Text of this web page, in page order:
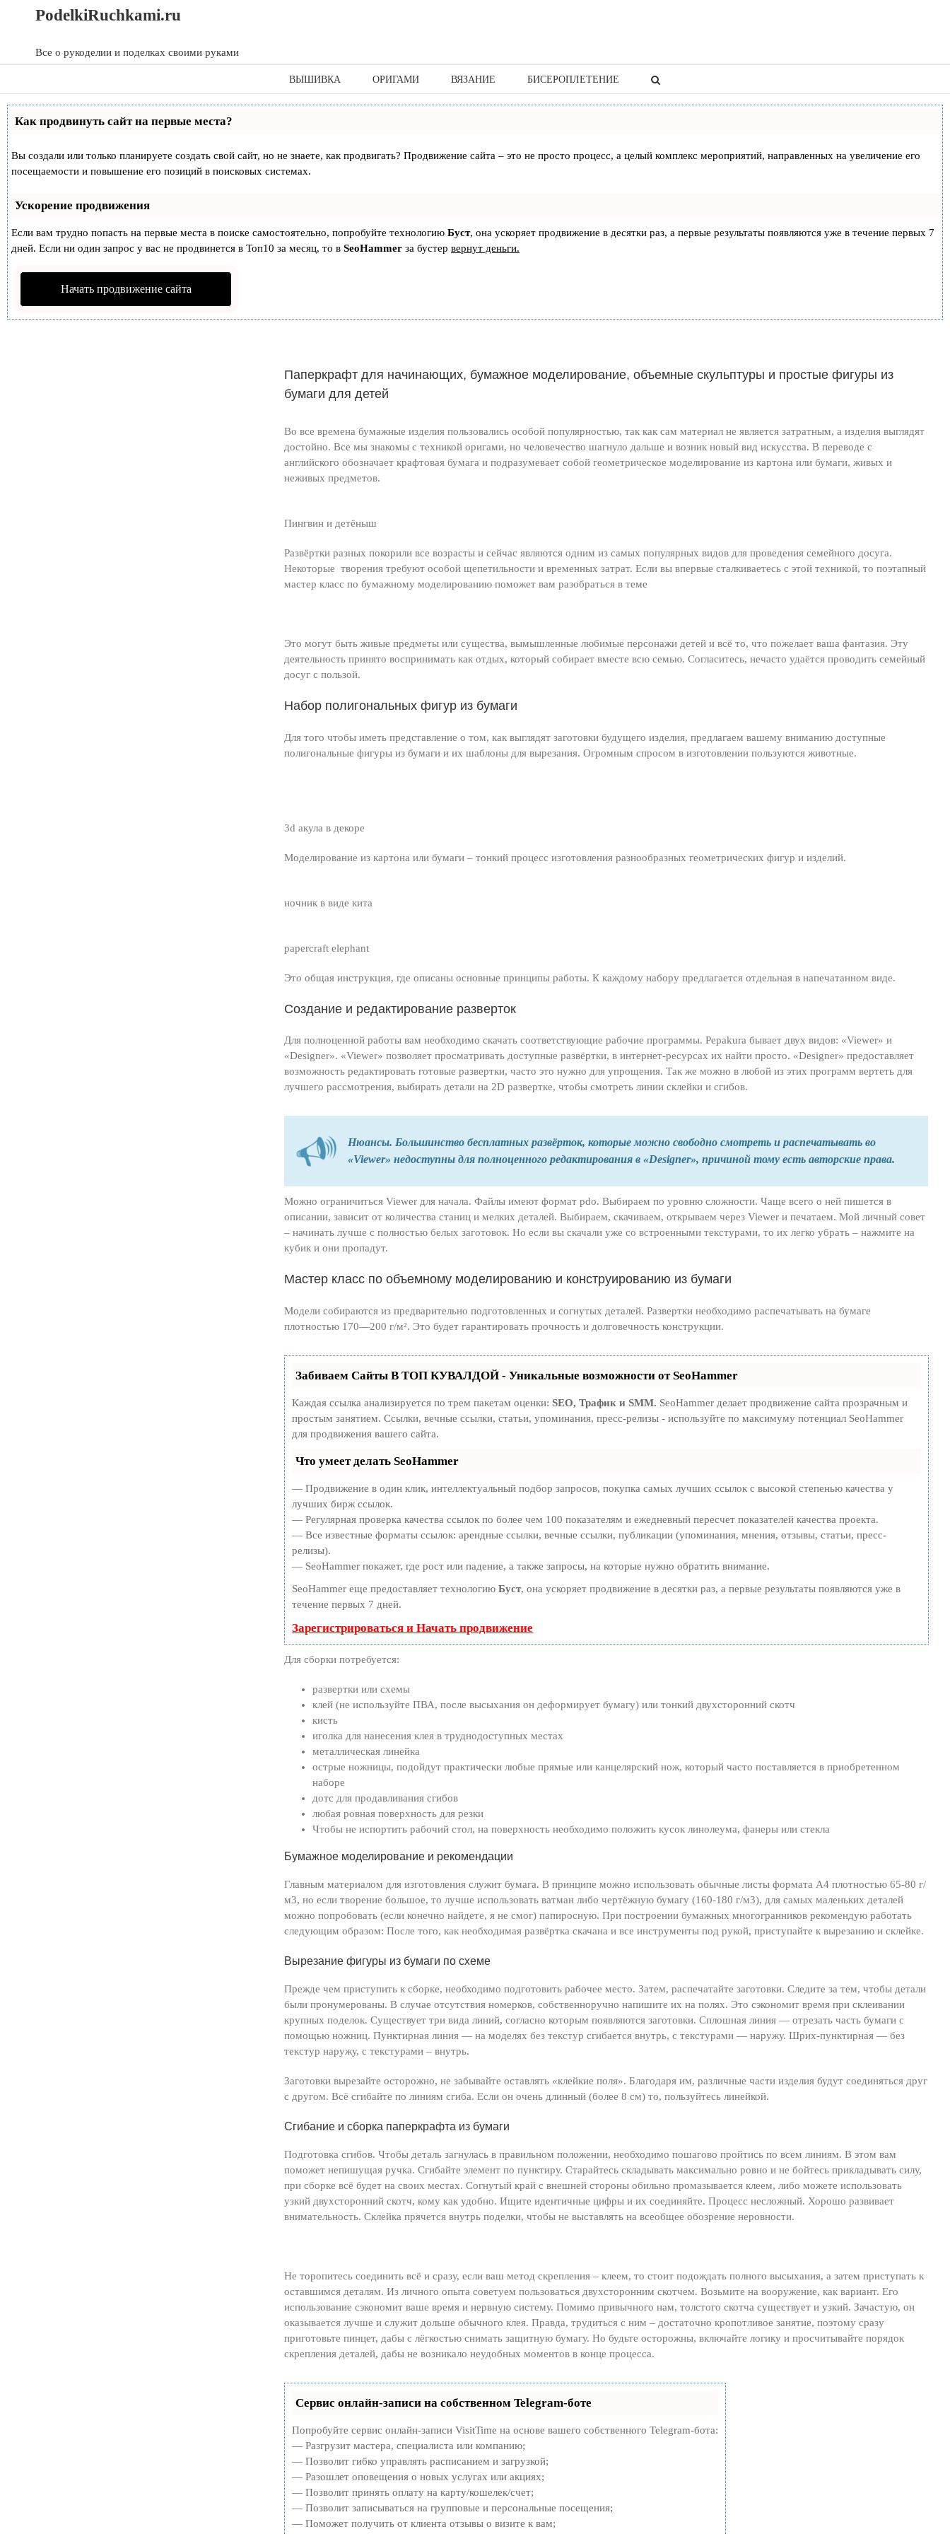
PodelkiRuchkami.ru
Все о рукоделии и поделках своими руками
ВЫШИВКА ОРИГАМИ ВЯЗАНИЕ БИСЕРОПЛЕТЕНИЕ
Как продвинуть сайт на первые места?
Вы создали или только планируете создать свой сайт, но не знаете, как продвигать? Продвижение сайта – это не просто процесс, а целый комплекс мероприятий, направленных на увеличение его
посещаемости и повышение его позиций в поисковых системах.
Ускорение продвижения
Если вам трудно попасть на первые места в поиске самостоятельно, попробуйте технологию Буст, она ускоряет продвижение в десятки раз, а первые результаты появляются уже в течение первых 7
дней. Если ни один запрос у вас не продвинется в Топ10 за месяц, то в SeoHammer за бустер вернут деньги.
Начать продвижение сайта
Паперкрафт для начинающих, бумажное моделирование, объемные скульптуры и простые фигуры из
бумаги для детей
Во все времена бумажные изделия пользовались особой популярностью, так как сам материал не является затратным, а изделия выглядят
достойно. Все мы знакомы с техникой оригами, но человечество шагнуло дальше и возник новый вид искусства. В переводе с
английского обозначает крафтовая бумага и подразумевает собой геометрическое моделирование из картона или бумаги, живых и
неживых предметов.
Пингвин и детёныш
Развёртки разных покорили все возрасты и сейчас являются одним из самых популярных видов для проведения семейного досуга.
Некоторые творения требуют особой щепетильности и временных затрат. Если вы впервые сталкиваетесь с этой техникой, то поэтапный
мастер класс по бумажному моделированию поможет вам разобраться в теме
Это могут быть живые предметы или существа, вымышленные любимые персонажи детей и всё то, что пожелает ваша фантазия. Эту
деятельность принято воспринимать как отдых, который собирает вместе всю семью. Согласитесь, нечасто удаётся проводить семейный
досуг с пользой.
Набор полигональных фигур из бумаги
Для того чтобы иметь представление о том, как выглядят заготовки будущего изделия, предлагаем вашему вниманию доступные
полигональные фигуры из бумаги и их шаблоны для вырезания. Огромным спросом в изготовлении пользуются животные.
3d акула в декоре
Моделирование из картона или бумаги – тонкий процесс изготовления разнообразных геометрических фигур и изделий.
ночник в виде кита
papercraft elephant
Это общая инструкция, где описаны основные принципы работы. К каждому набору предлагается отдельная в напечатанном виде.
Создание и редактирование разверток
Для полноценной работы вам необходимо скачать соответствующие рабочие программы. Pepakura бывает двух видов: «Viewer» и
«Designer». «Viewer» позволяет просматривать доступные развёртки, в интернет-ресурсах их найти просто. «Designer» предоставляет
возможность редактировать готовые развертки, часто это нужно для упрощения. Так же можно в любой из этих программ вертеть для
лучшего рассмотрения, выбирать детали на 2D развертке, чтобы смотреть линии склейки и сгибов.
Нюансы. Большинство бесплатных развёрток, которые можно свободно смотреть и распечатывать во
«Viewer» недоступны для полноценного редактирования в «Designer», причиной тому есть авторские права.
Можно ограничиться Viewer для начала. Файлы имеют формат pdo. Выбираем по уровню сложности. Чаще всего о ней пишется в
описании, зависит от количества станиц и мелких деталей. Выбираем, скачиваем, открываем через Viewer и печатаем. Мой личный совет
– начинать лучше с полностью белых заготовок. Но если вы скачали уже со встроенными текстурами, то их легко убрать – нажмите на
кубик и они пропадут.
Мастер класс по объемному моделированию и конструированию из бумаги
Модели собираются из предварительно подготовленных и согнутых деталей. Развертки необходимо распечатывать на бумаге
плотностью 170—200 г/м². Это будет гарантировать прочность и долговечность конструкции.
Забиваем Сайты В ТОП КУВАЛДОЙ - Уникальные возможности от SeoHammer
Каждая ссылка анализируется по трем пакетам оценки:SEO, Трафик и SMM. SeoHammer делает продвижение сайта прозрачным и
простым занятием. Ссылки, вечные ссылки, статьи, упоминания, пресс-релизы - используйте по максимуму потенциал SeoHammer
для продвижения вашего сайта.
Что умеет делать SeoHammer
— Продвижение в один клик, интеллектуальный подбор запросов, покупка самых лучших ссылок с высокой степенью качества у
лучших бирж ссылок.
— Регулярная проверка качества ссылок по более чем 100 показателям и ежедневный пересчет показателей качества проекта.
— Все известные форматы ссылок: арендные ссылки, вечные ссылки, публикации (упоминания, мнения, отзывы, статьи, пресс-
релизы).
— SeoHammer покажет, где рост или падение, а также запросы, на которые нужно обратить внимание.
SeoHammer еще предоставляет технологиюБуст, она ускоряет продвижение в десятки раз, а первые результаты появляются уже в
течение первых 7 дней.
Зарегистрироваться и Начать продвижение
Для сборки потребуется:
развертки или схемы
клей (не используйте ПВА, после высыхания он деформирует бумагу) или тонкий двухсторонний скотч
кисть
иголка для нанесения клея в труднодоступных местах
металлическая линейка
острые ножницы, подойдут практически любые прямые или канцелярский нож, который часто поставляется в приобретенном
наборе
дотс для продавливания сгибов
любая ровная поверхность для резки
Чтобы не испортить рабочий стол, на поверхность необходимо положить кусок линолеума, фанеры или стекла
Бумажное моделирование и рекомендации
Главным материалом для изготовления служит бумага. В принципе можно использовать обычные листы формата А4 плотностью 65-80 г/
м3, но если творение большое, то лучше использовать ватман либо чертёжную бумагу (160-180 г/м3), для самых маленьких деталей
можно попробовать (если конечно найдете, я не смог) папиросную. При построении бумажных многогранников рекомендую работать
следующим образом: После того, как необходимая развёртка скачана и все инструменты под рукой, приступайте к вырезанию и склейке.
Вырезание фигуры из бумаги по схеме
Прежде чем приступить к сборке, необходимо подготовить рабочее место. Затем, распечатайте заготовки. Следите за тем, чтобы детали
были пронумерованы. В случае отсутствия номерков, собственноручно напишите их на полях. Это сэкономит время при склеивании
крупных поделок. Существует три вида линий, согласно которым появляются заготовки. Сплошная линия — отрезать часть бумаги с
помощью ножниц. Пунктирная линия — на моделях без текстур сгибается внутрь, с текстурами — наружу. Шрих-пунктирная — без
текстур наружу, с текстурами – внутрь.
Заготовки вырезайте осторожно, не забывайте оставлять «клейкие поля». Благодаря им, различные части изделия будут соединяться друг
с другом. Всё сгибайте по линиям сгиба. Если он очень длинный (более 8 см) то, пользуйтесь линейкой.
Сгибание и сборка паперкрафта из бумаги
Подготовка сгибов. Чтобы деталь загнулась в правильном положении, необходимо пошагово пройтись по всем линиям. В этом вам
поможет непишущая ручка. Сгибайте элемент по пунктиру. Старайтесь складывать максимально ровно и не бойтесь прикладывать силу,
при сборке всё будет на своих местах. Согнутый край с внешней стороны обильно промазывается клеем, либо можете использовать
узкий двухсторонний скотч, кому как удобно. Ищите идентичные цифры и их соединяйте. Процесс несложный. Хорошо развивает
внимательность. Склейка прячется внутрь поделки, чтобы не выставлять на всеобщее обозрение неровности.
Не торопитесь соединить всё и сразу, если ваш метод скрепления – клеем, то стоит подождать полного высыхания, а затем приступать к
оставшимся деталям. Из личного опыта советуем пользоваться двухсторонним скотчем. Возьмите на вооружение, как вариант. Его
использование сэкономит ваше время и нервную систему. Помимо привычного нам, толстого скотча существует и узкий. Зачастую, он
оказывается лучше и служит дольше обычного клея. Правда, трудиться с ним – достаточно кропотливое занятие, поэтому сразу
приготовьте пинцет, дабы с лёгкостью снимать защитную бумагу. Но будьте осторожны, включайте логику и просчитывайте порядок
скрепления деталей, дабы не возникало неудобных моментов в конце процесса.
Сервис онлайн-записи на собственном Telegram-боте
Попробуйте сервис онлайн-записи VisitTime на основе вашего собственного Telegram-бота:
— Разгрузит мастера, специалиста или компанию;
— Позволит гибко управлять расписанием и загрузкой;
— Разошлет оповещения о новых услугах или акциях;
— Позволит принять оплату на карту/кошелек/счет;
— Позволит записываться на групповые и персональные посещения;
— Поможет получить от клиента отзывы о визите к вам;